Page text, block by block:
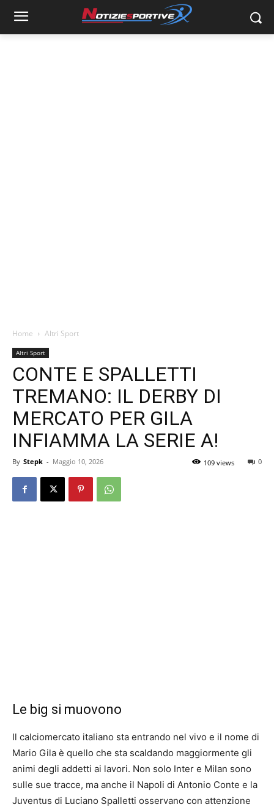
Home Altri Sport
Altri Sport
CONTE E SPALLETTI
TREMANO: IL DERBY DI
MERCATO PER GILA
INFIAMMA LA SERIE A!
By Stepk - Maggio 10, 2026 0
109 views
Le big si muovono
Il calciomercato italiano sta entrando nel vivo e il nome di
Mario Gila è quello che sta scaldando maggiormente gli
animi degli addetti ai lavori. Non solo Inter e Milan sono
sulle sue tracce, ma anche il Napoli di Antonio Conte e la
Juventus di Luciano Spalletti osservano con attenzione